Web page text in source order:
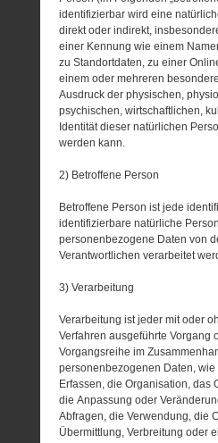
identifizierbar wird eine
direkt oder indirekt,
einer Kennung wie einem
zu Standortdaten, zu einer
einem oder mehreren
Ausdruck der physischen,
psychischen, wirtschaftlichen,
Identität dieser natürlichen
werden kann.
2) Betroffene Person
Betroffene Person ist jede
identifizierbare natürliche
personenbezogene Daten von
Verantwortlichen verarbeitet
3) Verarbeitung
Verarbeitung ist jeder mit oder
Verfahren ausgeführte Vorgang
Vorgangsreihe im
personenbezogenen Daten,
Erfassen, die Organisation, das
die Anpassung oder
Abfragen, die Verwendung, die
Übermittlung, Verbreitung oder